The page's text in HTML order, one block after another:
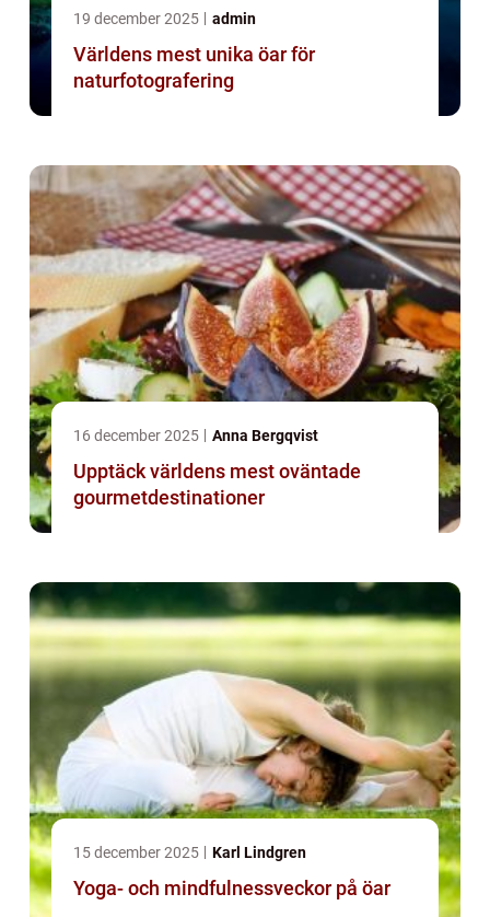
19 december 2025 admin
Världens mest unika öar för
naturfotografering
16 december 2025 Anna Bergqvist
Upptäck världens mest oväntade
gourmetdestinationer
15 december 2025 Karl Lindgren
Yoga- och mindfulnessveckor på öar